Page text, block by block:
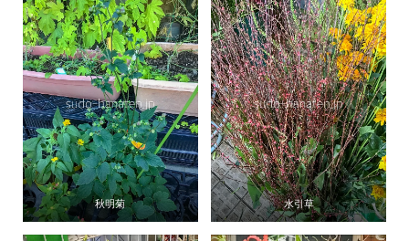
秋明菊 水引草